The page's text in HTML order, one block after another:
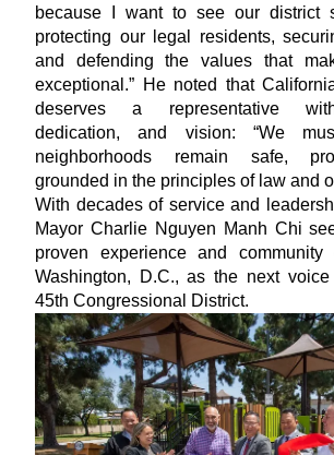
because I want to see our district
protecting our legal residents,
and defending the values that
exceptional.” He noted that
deserves a representative
dedication, and vision: “We
neighborhoods remain safe,
grounded in the principles of law and
With decades of service and
Mayor Charlie Nguyen Manh Chi
proven experience and community
Washington, D.C., as the next voice
45th Congressional District.